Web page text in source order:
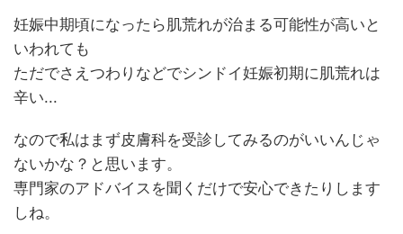
妊娠中期頃になったら肌荒れが治まる可能性が高いと
いわれても
ただでさえつわりなどでシンドイ妊娠初期に肌荒れは
辛い...
なので私はまず皮膚科を受診してみるのがいいんじゃ
ないかな？と思います。
専門家のアドバイスを聞くだけで安心できたりします
しね。